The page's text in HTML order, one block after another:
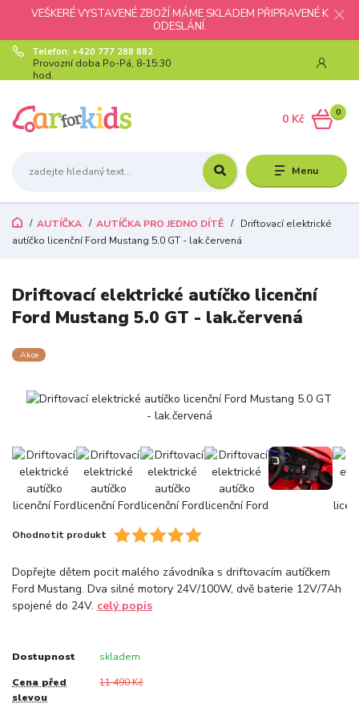
VEŠKERÉ VYSTAVENÉ ZBOŽÍ MÁME SKLADEM PŘIPRAVENÉ K
ODESLÁNÍ.
Menu
Telefon: +420 777 288 882
Provozní doba Po-Pá, 8-15:30
hod.
0
0 Kč
AUTÍČKA AUTÍČKA PRO JEDNO DÍTĚ
Driftovací elektrické
autíčko licenční Ford Mustang 5.0 GT - lak.červená
Driftovací elektrické autíčko licenční
Ford Mustang 5.0 GT - lak.červená
Akce
Ohodnotit produkt
Dopřejte dětem pocit malého závodníka s driftovacím autíčkem
Ford Mustang. Dva silné motory 24V/100W, dvě baterie 12V/7Ah
spojené do 24V. celý popis
Dostupnost skladem
Cena před
slevou
11 490 Kč